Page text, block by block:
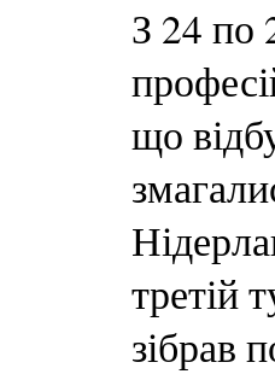
З 24 по
що
третій
зібрав